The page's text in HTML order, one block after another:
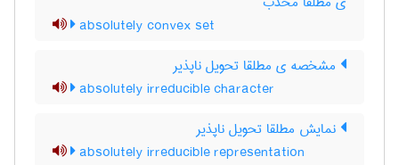
absolutely convex set
مشخصه ی مطلقا تحویل ناپذیر
absolutely irreducible character
نمایش مطلقا تحویل ناپذیر
absolutely irreducible representation